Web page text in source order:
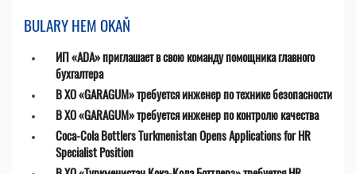
BULARY HEM OKAŇ
ИП «ADA» приглашает в свою команду помощника главного
бухгалтера
В ХО «GARAGUM» требуется инженер по технике безопасности
В ХО «GARAGUM» требуется инженер по контролю качества
Coca-Cola Bottlers Turkmenistan Opens Applications for HR
Specialist Position